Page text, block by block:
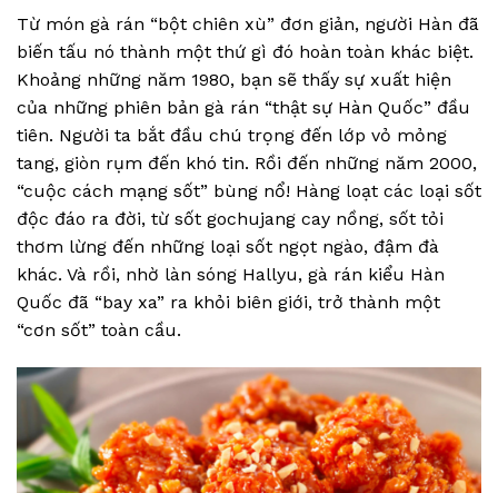
Từ món gà rán “bột chiên xù” đơn giản, người Hàn đã
biến tấu nó thành một thứ gì đó hoàn toàn khác biệt.
Khoảng những năm 1980, bạn sẽ thấy sự xuất hiện
của những phiên bản gà rán “thật sự Hàn Quốc” đầu
tiên. Người ta bắt đầu chú trọng đến lớp vỏ mỏng
tang, giòn rụm đến khó tin. Rồi đến những năm 2000,
“cuộc cách mạng sốt” bùng nổ! Hàng loạt các loại sốt
độc đáo ra đời, từ sốt gochujang cay nồng, sốt tỏi
thơm lừng đến những loại sốt ngọt ngào, đậm đà
khác. Và rồi, nhờ làn sóng Hallyu, gà rán kiểu Hàn
Quốc đã “bay xa” ra khỏi biên giới, trở thành một
“cơn sốt” toàn cầu.